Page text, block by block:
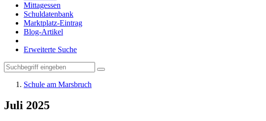
Mittagessen
Schuldatenbank
Marktplatz-Eintrag
Blog-Artikel
Erweiterte Suche
Schule am Marsbruch
Juli 2025